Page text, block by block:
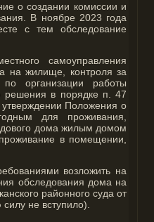
о создании комиссии и
В ноябре 2023 года
с тем обследование
самоуправления
на жилище, контроля за
организации работы
решения в порядке п. 47
Положения о
для проживания,
дома жилым домом
в помещении,
возложить на
обследования дома на
районного суда от
не вступило).